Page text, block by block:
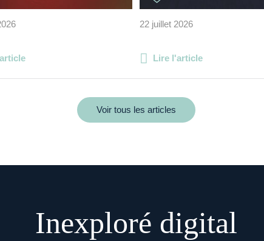
22 juillet 2026
Lire l'article
Voir tous les articles
Inexploré digital